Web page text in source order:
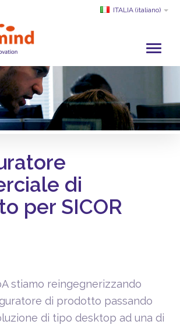
ITALIA (italiano)
di
per SICOR
stiamo reingegnerizzando
di prodotto passando
di tipo desktop ad una di